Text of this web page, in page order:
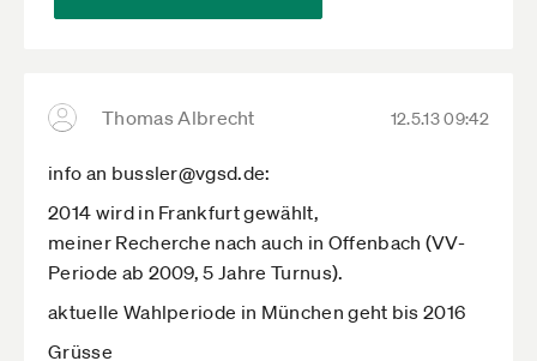
Thomas Albrecht 12.5.13 09:42
info an bussler@vgsd.de:
2014 wird in Frankfurt gewählt,
meiner Recherche nach auch in Offenbach (VV-
Periode ab 2009, 5 Jahre Turnus).
aktuelle Wahlperiode in München geht bis 2016
Grüsse